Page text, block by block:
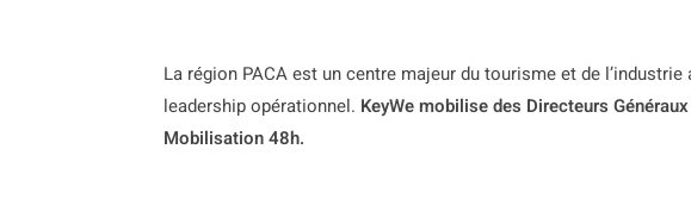
La région PACA est un centre majeur du tourisme et de
leadership opérationnel. KeyWe mobilise des Directeurs
Mobilisation 48h.